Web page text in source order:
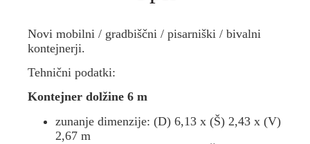
Novi mobilni / gradbiščni / pisarniški / bivalni
kontejnerji.
Tehnični podatki:
Kontejner dolžine 6 m
zunanje dimenzije: (D) 6,13 x (Š) 2,43 x (V)
2,67 m